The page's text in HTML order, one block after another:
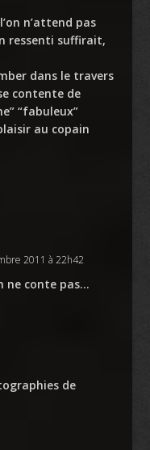
n’attend pas
ressenti suffirait,
dans le travers
contente de
“fabuleux”
au copain
2011 à 22h42
ne conte pas…
de